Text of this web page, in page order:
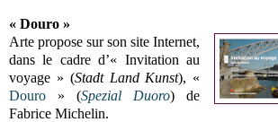
« Douro »
Arte propose sur son site Internet,
dans le cadre d’« Invitation au
voyage » (Stadt Land Kunst), «
Douro » (Spezial Duoro) de
Fabrice Michelin.